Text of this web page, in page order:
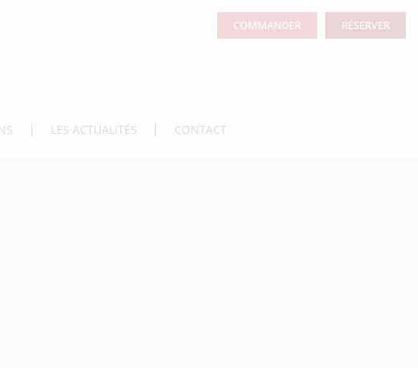
COMMANDER RÉSERVER
LES ACTUALITÉS CONTACT